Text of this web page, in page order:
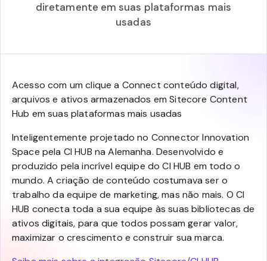
diretamente em suas plataformas mais
usadas
Acesso com um clique a Connect conteúdo digital,
arquivos e ativos armazenados em Sitecore Content
Hub em suas plataformas mais usadas
Inteligentemente projetado no Connector Innovation
Space pela CI HUB na Alemanha. Desenvolvido e
produzido pela incrível equipe do CI HUB em todo o
mundo. A criação de conteúdo costumava ser o
trabalho da equipe de marketing, mas não mais. O CI
HUB conecta toda a sua equipe às suas bibliotecas de
ativos digitais, para que todos possam gerar valor,
maximizar o crescimento e construir sua marca.